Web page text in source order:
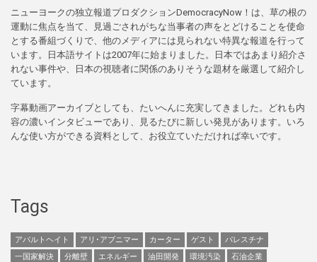
ニューヨークの独立報道プロダクションDemocracyNow！は、草の根の
運動に焦点を当て、見過ごされがちな当事者の声をとどけることを使命
とする番組づくりで、他のメディアには見られない特異な報道を行って
います。日本語サイトは2007年に始まりました。日本ではあまり紹介さ
れない事件や、日本の視聴者に関係のありそうな題材を厳選して紹介し
ています。
字幕動画アーカイブとしても、たいへんに充実してきました。どれも内
容の濃いインタビューであり、見るたびに新しい発見があります。いろ
んな使い方ができる資料として、お役立ていただければ幸いです。
Tags
アパルトヘイト アリ･アブニマー カーター ゲスト
パレスチナ
一国家解決
分離壁 エネルギー 油田開発 環境汚染 石油企業